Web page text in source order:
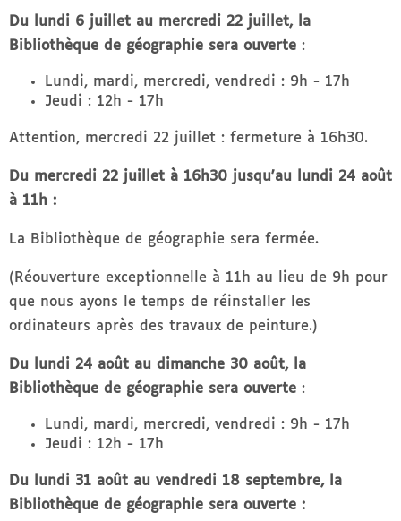
Du lundi 6 juillet au mercredi 22 juillet, la
Bibliothèque de géographie sera ouverte :
Lundi, mardi, mercredi, vendredi : 9h - 17h
Jeudi : 12h - 17h
Attention, mercredi 22 juillet : fermeture à 16h30.
Du mercredi 22 juillet à 16h30 jusqu'au lundi 24 août
à 11h :
La Bibliothèque de géographie sera fermée.
(Réouverture exceptionnelle à 11h au lieu de 9h pour
que nous ayons le temps de réinstaller les
ordinateurs après des travaux de peinture.)
Du lundi 24 août au dimanche 30 août, la
Bibliothèque de géographie sera ouverte :
Lundi, mardi, mercredi, vendredi : 9h - 17h
Jeudi : 12h - 17h
Du lundi 31 août au vendredi 18 septembre, la
Bibliothèque de géographie sera ouverte :